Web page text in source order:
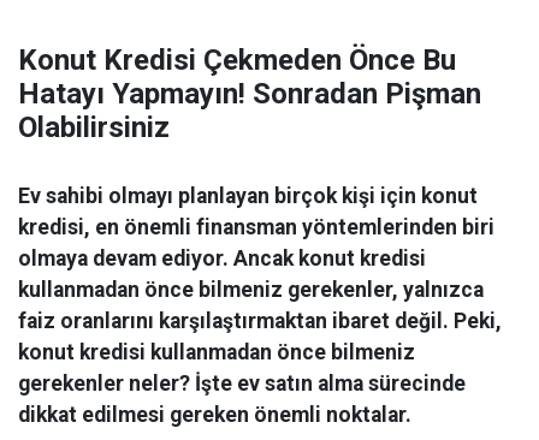
Konut Kredisi Çekmeden Önce Bu
Hatayı Yapmayın! Sonradan Pişman
Olabilirsiniz
Ev sahibi olmayı planlayan birçok kişi için konut
kredisi, en önemli finansman yöntemlerinden biri
olmaya devam ediyor. Ancak konut kredisi
kullanmadan önce bilmeniz gerekenler, yalnızca
faiz oranlarını karşılaştırmaktan ibaret değil. Peki,
konut kredisi kullanmadan önce bilmeniz
gerekenler neler? İşte ev satın alma sürecinde
dikkat edilmesi gereken önemli noktalar.